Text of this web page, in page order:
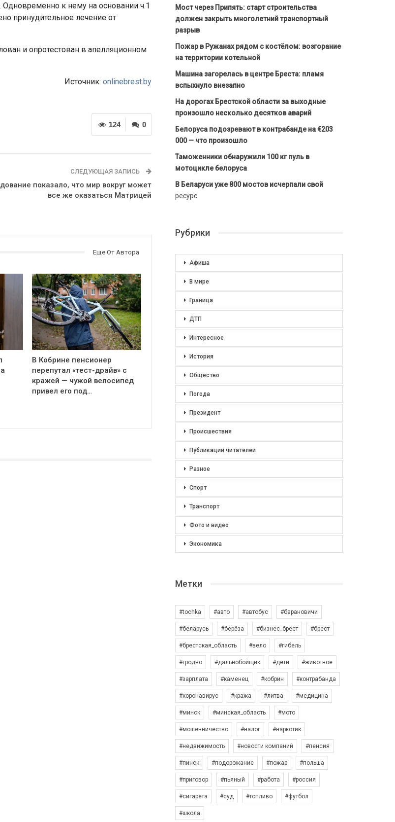
к нему на основании ч.1
принудительное лечение от
и опротестован в апелляционном
Источник: onlinebrest.by
0
124
СЛЕДУЮЩАЯ ЗАПИСЬ
показало, что мир вокруг может
все же оказаться Матрицей
Еще От Автора
В Кобрине пенсионер
перепутал «тест-драйв» с
кражей — чужой велосипед
привел его под…
Мост через Припять: старт строительства
должен закрыть многолетний транспортный
разрыв
Пожар в Ружанах рядом с костёлом: возгорание
на территории котельной
Машина загорелась в центре Бреста: пламя
вспыхнуло внезапно
На дорогах Брестской области за выходные
произошло несколько десятков аварий
Белоруса подозревают в контрабанде на €203
000 — что произошло
Таможенники обнаружили 100 кг пуль в
мотоцикле белоруса
В Беларуси уже 800 мостов исчерпали свой
ресурс
Рубрики
Афиша
В мире
Граница
ДТП
Интересное
История
Общество
Погода
Президент
Происшествия
Публикации читателей
Разное
Спорт
Транспорт
Фото и видео
Экономика
Метки
#tochka #авто #автобус #барановичи
#беларусь #берёза #бизнес_брест #брест
#брестская_область #вело #гибель
#гродно #дальнобойщик #дети #животное
#зарплата #каменец #кобрин #контрабанда
#коронавирус #кража #литва #медицина
#минск #минская_область #мото
#мошенничество #налог #наркотик
#недвижимость #новости компаний #пенсия
#пинск #подорожание #пожар #польша
#приговор #пьяный #работа #россия
#сигарета #суд #топливо #футбол
#школа